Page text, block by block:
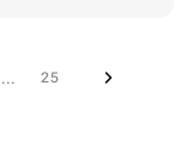
... 25